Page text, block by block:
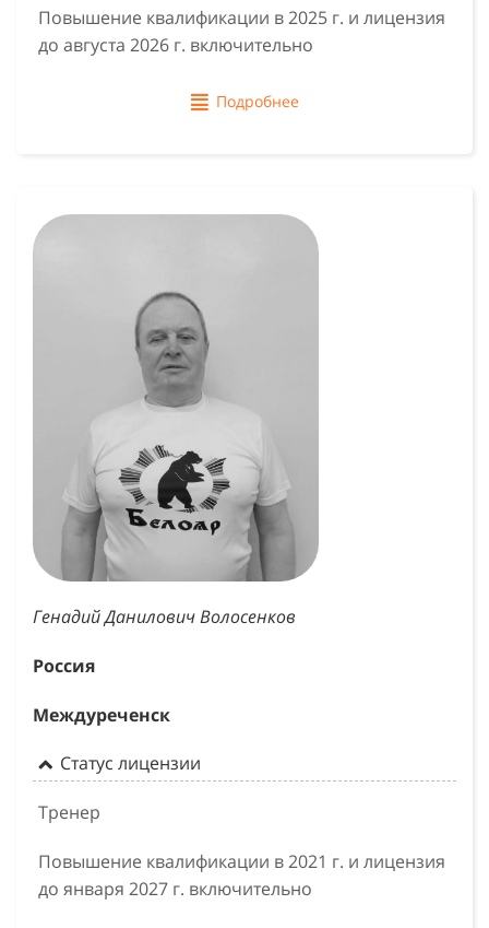
Повышение квалификации в 2025 г. и лицензия
до августа 2026 г. включительно
Подробнее
Генадий Данилович Волосенков
Россия
Междуреченск
Статус лицензии
Тренер
Повышение квалификации в 2021 г. и лицензия
до января 2027 г. включительно